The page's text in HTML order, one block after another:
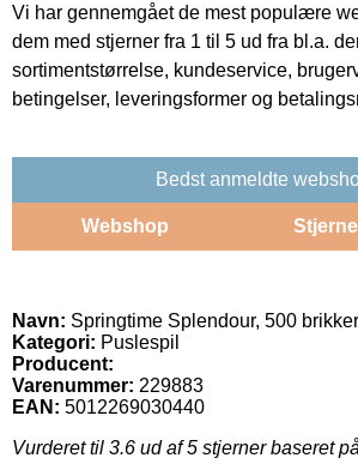
Vi har gennemgået de mest populære
dem med stjerner fra 1 til 5 ud fra bl.a.
sortimentstørrelse, kundeservice,
betingelser, leveringsformer og
Bedst anmeldte
Webshop
Navn: Springtime Splendour, 500 brikker
Kategori: Puslespil
Producent:
Varenummer: 229883
EAN: 5012269030440
Vurderet til 3.6 ud af 5 stjerner baseret på